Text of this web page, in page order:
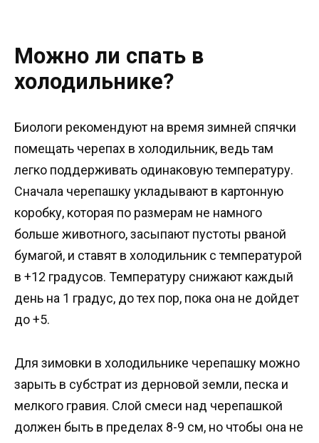
Можно ли спать в
холодильнике?
Биологи рекомендуют на время зимней спячки
помещать черепах в холодильник, ведь там
легко поддерживать одинаковую температуру.
Сначала черепашку укладывают в картонную
коробку, которая по размерам не намного
больше животного, засыпают пустоты рваной
бумагой, и ставят в холодильник с температурой
в +12 градусов. Температуру снижают каждый
день на 1 градус, до тех пор, пока она не дойдет
до +5.
Для зимовки в холодильнике черепашку можно
зарыть в субстрат из дерновой земли, песка и
мелкого гравия. Слой смеси над черепашкой
должен быть в пределах 8-9 см, но чтобы она не